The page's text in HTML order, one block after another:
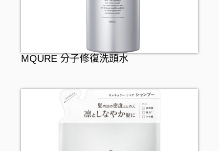
MQURE 分子修復洗頭水